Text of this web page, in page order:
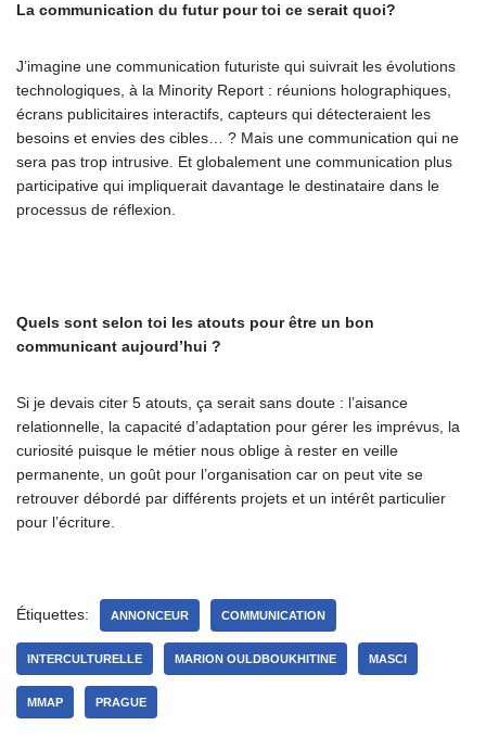
La communication du futur pour toi ce serait quoi?
J’imagine une communication futuriste qui suivrait les évolutions
technologiques, à la Minority Report : réunions holographiques,
écrans publicitaires interactifs, capteurs qui détecteraient les
besoins et envies des cibles… ? Mais une communication qui ne
sera pas trop intrusive. Et globalement une communication plus
participative qui impliquerait davantage le destinataire dans le
processus de réflexion.
Quels sont selon toi les atouts pour être un bon
communicant aujourd’hui ?
Si je devais citer 5 atouts, ça serait sans doute : l’aisance
relationnelle, la capacité d’adaptation pour gérer les imprévus, la
curiosité puisque le métier nous oblige à rester en veille
permanente, un goût pour l’organisation car on peut vite se
retrouver débordé par différents projets et un intérêt particulier
pour l’écriture.
Étiquettes: ANNONCEUR COMMUNICATION
INTERCULTURELLE MARION OULDBOUKHITINE MASCI
MMAP PRAGUE